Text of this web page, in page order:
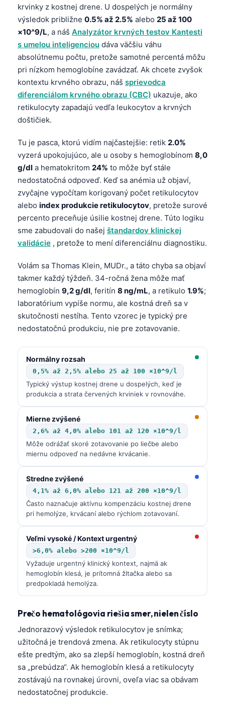
krvinky z kostnej drene. U dospelých je normálny
výsledok približne 0.5% až 2.5% alebo 25 až 100
×10^9/L, a náš Analyzátor krvných testov Kantesti
s umelou inteligenciou dáva väčšiu váhu
absolútnemu počtu, pretože samotné percentá môžu
pri nízkom hemoglobíne zavádzať. Ak chcete zvyšok
kontextu krvného obrazu, náš sprievodca
diferenciálom krvného obrazu (CBC) ukazuje, ako
retikulocyty zapadajú vedľa leukocytov a krvných
doštičiek.
Tu je pasca, ktorú vidím najčastejšie: retik 2.0%
vyzerá upokojujúco, ale u osoby s hemoglobínom 8,0
g/dl a hematokritom 24% to môže byť stále
nedostatočná odpoveď. Keď sa anémia už objaví,
zvyčajne vypočítam korigovaný počet retikulocytov
alebo index produkcie retikulocytov, pretože surové
percento preceňuje úsilie kostnej drene. Túto logiku
sme zabudovali do našej štandardov klinickej
validácie , pretože to mení diferenciálnu diagnostiku.
Volám sa Thomas Klein, MUDr., a táto chyba sa objaví
takmer každý týždeň. 34-ročná žena môže mať
hemoglobín 9,2 g/dl, feritín 8 ng/mL, a retikulo 1.9%;
laboratórium vypíše normu, ale kostná dreň sa v
skutočnosti nestíha. Tento vzorec je typický pre
nedostatočnú produkciu, nie pre zotavovanie.
Normálny rozsah
0,5% až 2,5% alebo 25 až 100 ×10^9/l
Typický výstup kostnej drene u dospelých, keď je
produkcia a strata červených krviniek v rovnováhe.
Mierne zvýšené
2,6% až 4,0% alebo 101 až 120 ×10^9/l
Môže odrážať skoré zotavovanie po liečbe alebo
miernu odpoveď na nedávne krvácanie.
Stredne zvýšené
4,1% až 6,0% alebo 121 až 200 ×10^9/l
Často naznačuje aktívnu kompenzáciu kostnej drene
pri hemolýze, krvácaní alebo rýchlom zotavovaní.
Veľmi vysoké / Kontext urgentný
>6,0% alebo >200 ×10^9/l
Vyžaduje urgentný klinický kontext, najmä ak
hemoglobín klesá, je prítomná žltačka alebo sa
predpokladá hemolýza.
Prečo hematológovia riešia smer, nielen číslo
Jednorazový výsledok retikulocytov je snímka;
užitočná je trendová zmena. Ak retikulocyty stúpnu
ešte predtým, ako sa zlepší hemoglobín, kostná dreň
sa „prebúdza“. Ak hemoglobín klesá a retikulocyty
zostávajú na rovnakej úrovni, oveľa viac sa obávam
nedostatočnej produkcie.